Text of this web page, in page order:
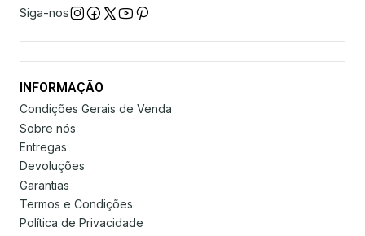
Siga-nos
INFORMAÇÃO
Condições Gerais de Venda
Sobre nós
Entregas
Devoluções
Garantias
Termos e Condições
Política de Privacidade